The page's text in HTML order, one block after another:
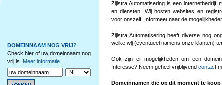
DOMEINNAAM NOG VRIJ?
Check hier of uw domeinnaam nog
vrij is. Meer informatie...
Zijlstra Automatisering is een internetbedrijf
en diensten. Wij hosten websites en
voor onszelf. Informeer naar de
Zijlstra Automatisering heeft diverse nog
welke wij (eventueel namens onze klanten)
Ook zijn er mogelijkheden om een
Interesse? Neem geheel vrijblijvend contact
Domeinnamen die op dit moment te